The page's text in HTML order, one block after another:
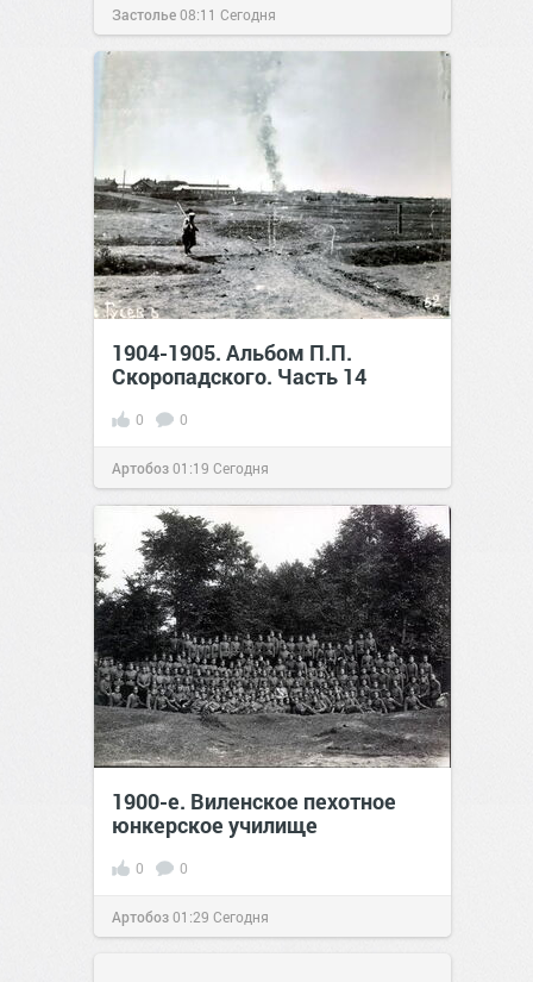
Застолье08:11 Сегодня
1904-1905. Альбом П.П.
Скоропадского. Часть 14
0 0
Артобоз01:19 Сегодня
1900-е. Виленское пехотное
юнкерское училище
0 0
Артобоз01:29 Сегодня